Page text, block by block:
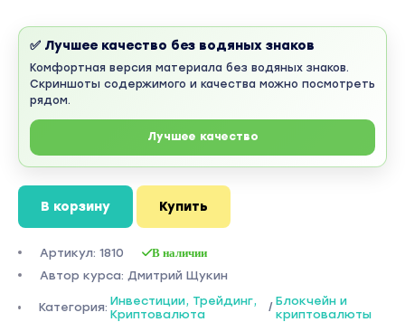
✅ Лучшее качество без водяных знаков
Комфортная версия материала без водяных знаков.
Скриншоты содержимого и качества можно посмотреть
рядом.
Лучшее качество
В корзину Купить
Артикул: 1810 В наличии
Автор курса: Дмитрий Щукин
Категория: Инвестиции, Трейдинг,
Криптовалюта
/ Блокчейн и
криптовалюты